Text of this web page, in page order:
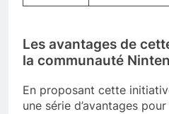
Les avantages de
la communauté
En proposant cette
une série d’avantages